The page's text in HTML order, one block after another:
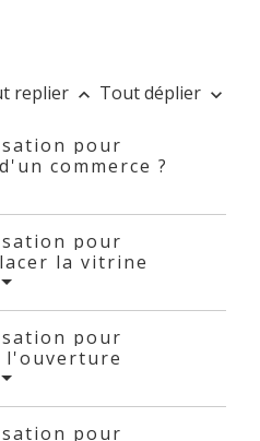
replier keyboard_arrow_up Tout déplier keyboard_arrow_down
pour
commerce ?
pour
la vitrine
pour
l'ouverture
pour